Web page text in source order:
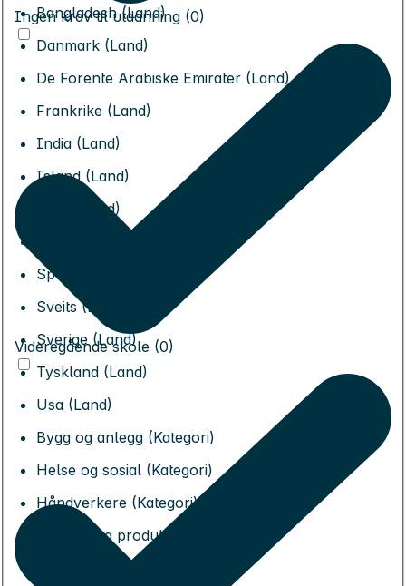
Bangladesh (Land)
Danmark (Land)
De Forente Arabiske Emirater (Land)
Frankrike (Land)
India (Land)
Island (Land)
Italia (Land)
Spania (Land)
Sveits (Land)
Sverige (Land)
Tyskland (Land)
Usa (Land)
Bygg og anlegg (Kategori)
Helse og sosial (Kategori)
Håndverkere (Kategori)
Industri og produksjon (Kategori)
Ingen krav til utdanning (0)
Videregående skole (0)